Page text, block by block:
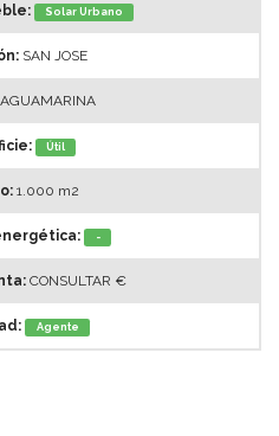
Solar Urbano
SAN JOSE
Útil
1.000 m2
-
CONSULTAR €
Agente